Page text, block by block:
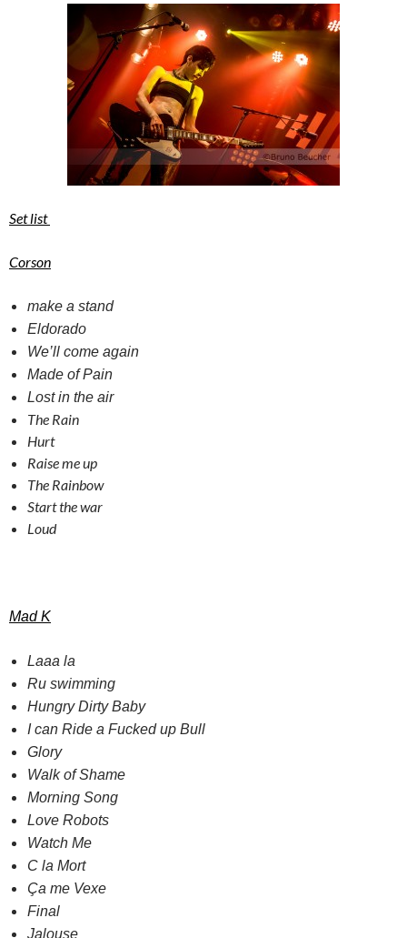
Set list
Corson
make a stand
Eldorado
We’ll come again
Made of Pain
Lost in the air
The Rain
Hurt
Raise me up
The Rainbow
Start the war
Loud
Mad K
Laaa la
Ru swimming
Hungry Dirty Baby
I can Ride a Fucked up Bull
Glory
Walk of Shame
Morning Song
Love Robots
Watch Me
C la Mort
Ça me Vexe
Final
Jalouse